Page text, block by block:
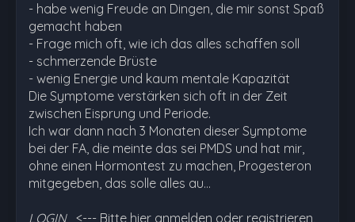
- habe wenig Freude an Dingen, die mir sonst Spaß
gemacht haben
- Frage mich oft, wie ich das alles schaffen soll
- schmerzende Brüste
- wenig Energie und kaum mentale Kapazität
Die Symptome verstärken sich oft in der Zeit
zwischen Eisprung und Periode.
Ich war dann nach 3 Monaten dieser Symptome
bei der FA, die meinte das sei PMDS und hat mir,
ohne einen Hormontest zu machen, Progesteron
mitgegeben, das solle alles au…
LOGIN <--- Bitte hier anmelden oder registrieren,